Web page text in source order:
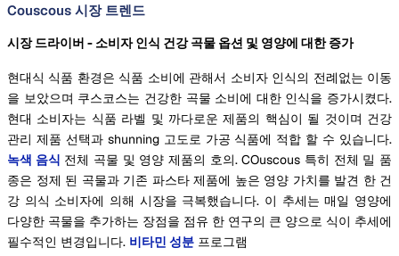
Couscous 시장 트렌드
시장 드라이버 - 소비자 인식 건강 곡물 옵션 및 영양에 대한 증가
현대식 식품 환경은 식품 소비에 관해서 소비자 인식의 전례없는 이동
을 보았으며 쿠스코스는 건강한 곡물 소비에 대한 인식을 증가시켰다.
현대 소비자는 식품 라벨 및 까다로운 제품의 핵심이 될 것이며 건강
관리 제품 선택과 shunning 고도로 가공 식품에 적합 할 수 있습니다.
녹색 음식 전체 곡물 및 영양 제품의 호의. COuscous 특히 전체 밀 품
종은 정제 된 곡물과 기존 파스타 제품에 높은 영양 가치를 발견 한 건
강 의식 소비자에 의해 시장을 극복했습니다. 이 추세는 매일 영양에
다양한 곡물을 추가하는 장점을 점유 한 연구의 큰 양으로 식이 추세에
필수적인 변경입니다. 비타민 성분 프로그램